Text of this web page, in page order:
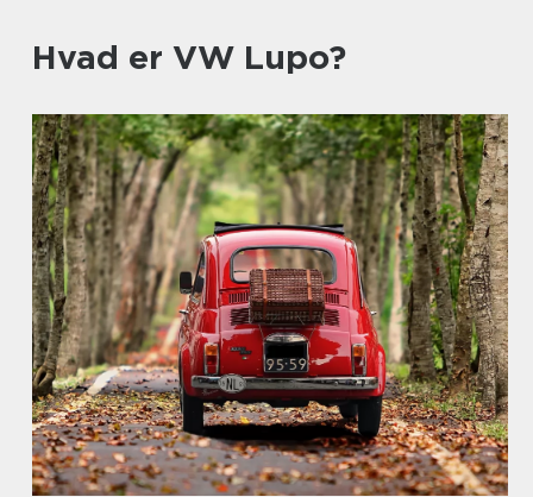
Hvad er VW Lupo?